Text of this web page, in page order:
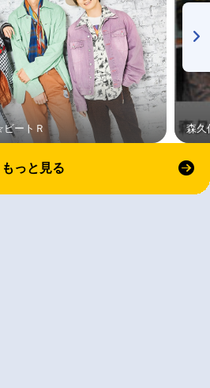
ートＲ 森久
もっと見る